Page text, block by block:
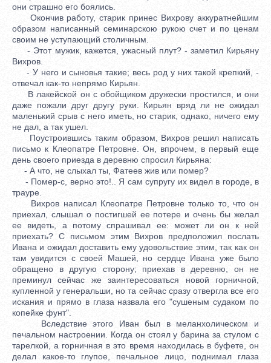
они страшно его боялись.
Окончив работу, старик принес Вихрову аккуратнейшим
образом написанный семинарскою рукою счет и по ценам
своим не уступающий столичным.
- Этот мужик, кажется, ужасный плут? - заметил Кирьяну
Вихров.
- У него и сыновья такие; весь род у них такой крепкий, -
отвечал как-то непрямо Кирьян.
В лакейской он с обойщиком дружески простился, и они
даже пожали друг другу руки. Кирьян вряд ли не ожидал
маленький срыв с него иметь, но старик, однако, ничего ему
не дал, а так ушел.
Поустроившись таким образом, Вихров решил написать
письмо к Клеопатре Петровне. Он, впрочем, в первый еще
день своего приезда в деревню спросил Кирьяна:
- А что, не слыхал ты, Фатеев жив или помер?
- Помер-с, верно это!.. Я сам супругу их видел в городе, в
трауре.
Вихров написал Клеопатре Петровне только то, что он
приехал, слышал о постигшей ее потере и очень бы желал
ее видеть, а потому спрашивал ее: может ли он к ней
приехать? С письмом этим Вихров предположил послать
Ивана и ожидал доставить ему удовольствие этим, так как он
там увидится с своей Машей, но сердце Ивана уже было
обращено в другую сторону; приехав в деревню, он не
преминул сейчас же заинтересоваться новой горничной,
купленной у генеральши, но та сейчас сразу отвергла все его
искания и прямо в глаза назвала его "сушеным судаком по
копейке фунт".
Вследствие этого Иван был в меланхолическом и
печальном настроении. Когда он стоял у барина за стулом с
тарелкой, а горничная в это время находилась в буфете, он
делал какое-то глупое, печальное лицо, поднимал глаза